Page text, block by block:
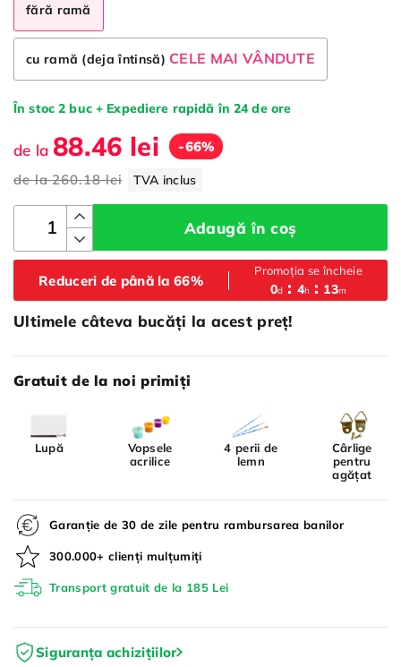
fără ramă
cu ramă (deja întinsă) CELE MAI VÂNDUTE
În stoc 2 buc + Expediere rapidă în 24 de ore
de la 88.46 lei
-66%
de la260.18 lei TVA inclus
Adaugă în coș
Reduceri de până la 66%
Promoția se încheie
0d 4h 13m
Ultimele câteva bucăți la acest preț!
Gratuit de la noi primiți
Lupă
Vopsele
acrilice
4 perii de
lemn
Cârlige
pentru
agățat
Garanție de 30 de zile pentru rambursarea banilor
300.000+ clienți mulțumiți
Transport gratuit de la 185 Lei
Siguranța achizițiilor